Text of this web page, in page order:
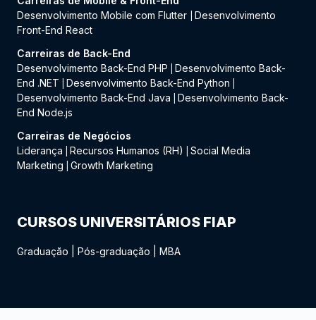
Desenvolvimento Mobile com Flutter
Desenvolvimento
Front-End React
Carreiras de Back-End
Desenvolvimento Back-End PHP
Desenvolvimento Back-
End .NET
Desenvolvimento Back-End Python
Desenvolvimento Back-End Java
Desenvolvimento Back-
End Node.js
Carreiras de Negócios
Liderança
Recursos Humanos (RH)
Social Media
Marketing
Growth Marketing
CURSOS UNIVERSITÁRIOS FIAP
Graduação Pós-graduação MBA